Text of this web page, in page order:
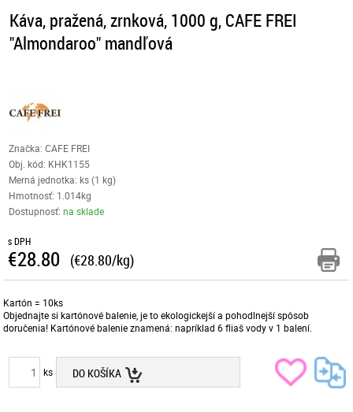
Káva, pražená, zrnková, 1000 g, CAFE FREI
"Almondaroo" mandľová
Značka: CAFE FREI
Obj. kód: KHK1155
Merná jednotka: ks (1 kg)
Hmotnosť: 1.014kg
Dostupnosť:na sklade
s DPH
€28.80 (€28.80/kg)
Kartón = 10ks
Objednajte si kartónové balenie, je to ekologickejší a pohodlnejší spôsob
doručenia! Kartónové balenie znamená: napríklad 6 fliaš vody v 1 balení.
ks DO KOŠÍKA